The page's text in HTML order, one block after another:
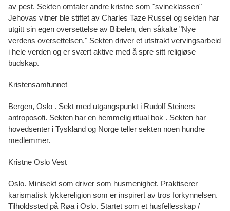
av pest. Sekten omtaler andre kristne som "svineklassen"
Jehovas vitner ble stiftet av Charles Taze Russel og sekten har
utgitt sin egen oversettelse av Bibelen, den såkalte "Nye
verdens oversettelsen." Sekten driver et utstrakt vervingsarbeid
i hele verden og er svært aktive med å spre sitt religiøse
budskap.
Kristensamfunnet
Bergen, Oslo . Sekt med utgangspunkt i Rudolf Steiners
antroposofi. Sekten har en hemmelig ritual bok . Sekten har
hovedsenter i Tyskland og Norge teller sekten noen hundre
medlemmer.
Kristne Oslo Vest
Oslo. Minisekt som driver som husmenighet. Praktiserer
karismatisk lykkereligion som er inspirert av tros forkynnelsen.
Tilholdssted på Røa i Oslo. Startet som et husfellesskap /